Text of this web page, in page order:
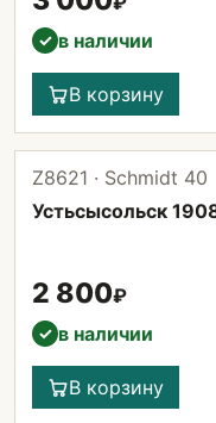
✓ в наличии
В корзину
Z8621 · Schmidt 40
Устьсысольск
2 800₽
✓ в наличии
В корзину